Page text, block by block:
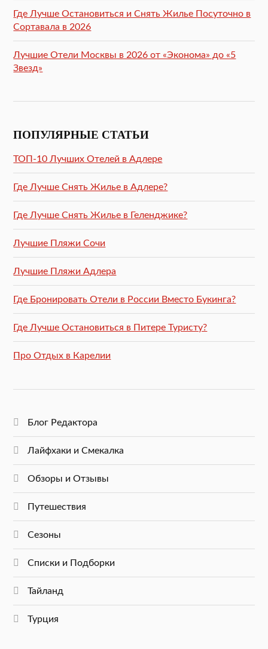
Где Лучше Остановиться и Снять Жилье Посуточно в
Сортавала в 2026
Лучшие Отели Москвы в 2026 от «Эконома» до «5
Звезд»
ПОПУЛЯРНЫЕ СТАТЬИ
ТОП-10 Лучших Отелей в Адлере
Где Лучше Снять Жилье в Адлере?
Где Лучше Снять Жилье в Геленджике?
Лучшие Пляжи Сочи
Лучшие Пляжи Адлера
Где Бронировать Отели в России Вместо Букинга?
Где Лучше Остановиться в Питере Туристу?
Про Отдых в Карелии
Блог Редактора
Лайфхаки и Смекалка
Обзоры и Отзывы
Путешествия
Сезоны
Списки и Подборки
Тайланд
Турция